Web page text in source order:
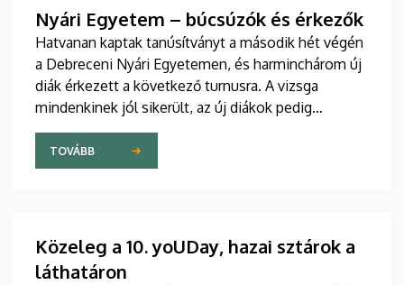
M. Tóth Ildikó Sajtóközpont saját gyártású
tudományos sorozatának legújabb riportjában.
Nyári Egyetem – búcsúzók és érkezők
Hatvanan kaptak tanúsítványt a második hét végén
a Debreceni Nyári Egyetemen, és harminchárom új
diák érkezett a következő turnusra. A vizsga
mindenkinek jól sikerült, az új diákok pedig
sikeresen beilleszkedtek a csoportokba, ahol
továbbra is szorgalmasan tanulják a magyar
nyelvet.
TOVÁBB
Közeleg a 10. yoUDay, hazai sztárok a
láthatáron